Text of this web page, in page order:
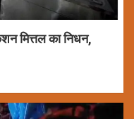
मित्तल का निधन,